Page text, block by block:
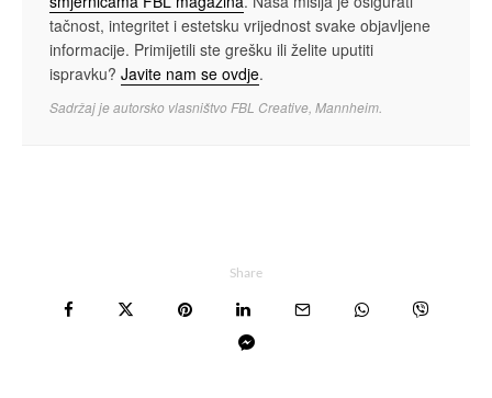
tačnost, integritet i estetsku vrijednost svake objavljene
informacije. Primijetili ste grešku ili želite uputiti
ispravku? Javite nam se ovdje.
Sadržaj je autorsko vlasništvo FBL Creative, Mannheim.
Share